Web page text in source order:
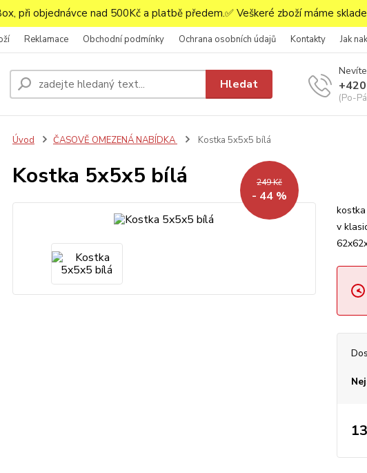
při objednávce nad 500Kč a platbě předem.✅ Veškeré zboží máme
Reklamace Obchodní podmínky Ochrana osobních údajů Kontakty Jak
Hledat
(Po-
Úvod ČASOVĚ OMEZENÁ NABÍDKA Kostka 5x5x5 bílá
Kostka 5x5x5 bílá 249 Kč
- 44 %
v